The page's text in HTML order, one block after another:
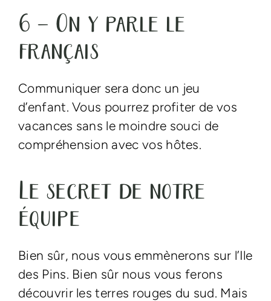
6 – On y parle le
français
Communiquer sera donc un jeu
d’enfant. Vous pourrez profiter de vos
vacances sans le moindre souci de
compréhension avec vos hôtes.
Le secret de notre
équipe
Bien sûr, nous vous emmènerons sur l’Ile
des Pins. Bien sûr nous vous ferons
découvrir les terres rouges du sud. Mais